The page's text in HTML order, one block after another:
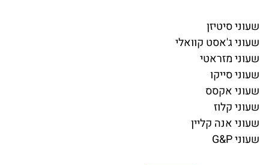
שעוני סיטיזן
שעוני ג'אסט קוואלי
שעוני מזראטי
שעוני סייקו
שעוני אקסס
שעוני קלוז
שעוני אנה קליין
שעוני G&P